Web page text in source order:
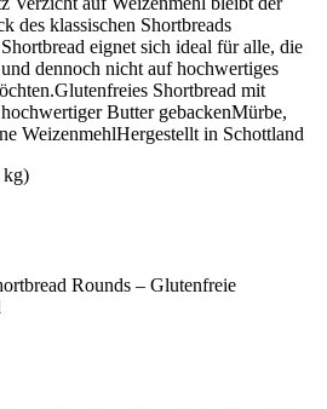
des klassischen Shortbreads
eignet sich ideal für alle, die
dennoch nicht auf hochwertiges
Shortbread mit
Butter gebackenMürbe,
WeizenmehlHergestellt in Schottland
kg)